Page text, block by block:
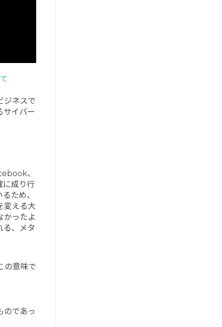
ジネスで
サイバー
、
に成り行
ため、
変える大
かったよ
る、メタ
の意味で
のであっ